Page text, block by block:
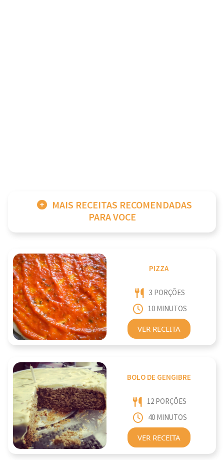
MAIS RECEITAS RECOMENDADAS
PARA VOCE
PIZZA
3 PORÇÕES
10 MINUTOS
VER RECEITA
BOLO DE GENGIBRE
12 PORÇÕES
40 MINUTOS
VER RECEITA